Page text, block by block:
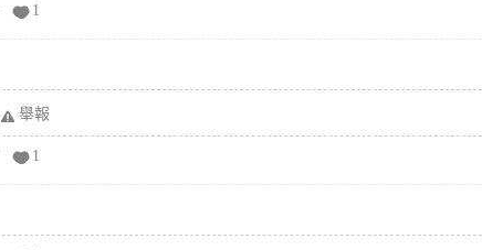
1
舉報
1